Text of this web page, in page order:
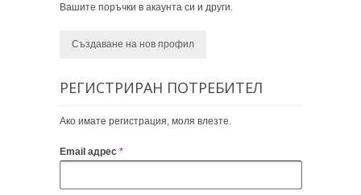
Вашите поръчки в акаунта си и други.
Създаване на нов профил
РЕГИСТРИРАН ПОТРЕБИТЕЛ
Ако имате регистрация, моля влезте.
Email адрес